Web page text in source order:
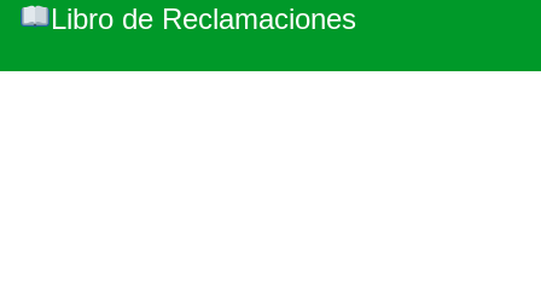
Libro de Reclamaciones